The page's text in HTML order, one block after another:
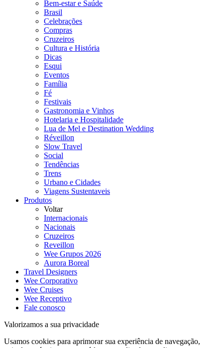
Bem-estar e Saúde
Brasil
Celebrações
Compras
Cruzeiros
Cultura e História
Dicas
Esqui
Eventos
Família
Fé
Festivais
Gastronomia e Vinhos
Hotelaria e Hospitalidade
Lua de Mel e Destination Wedding
Réveillon
Slow Travel
Social
Tendências
Trens
Urbano e Cidades
Viagens Sustentaveis
Produtos
Voltar
Internacionais
Nacionais
Cruzeiros
Reveillon
Wee Grupos 2026
Aurora Boreal
Travel Designers
Wee Corporativo
Wee Cruises
Wee Receptivo
Fale conosco
Valorizamos a sua privacidade
Usamos cookies para aprimorar sua experiência de navegação,